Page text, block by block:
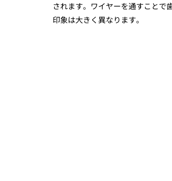
されます。ワイヤーを通すことで
印象は大きく異なります。